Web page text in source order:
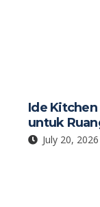
Ide
untuk
July 20, 2026